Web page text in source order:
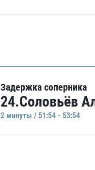
Задержка соперника
24.Соловьёв
2 минуты / 51:54 - 53:54